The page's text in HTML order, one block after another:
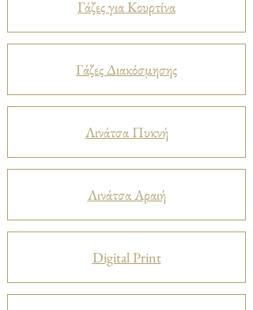
Γάζες για Κουρτίνα
Γάζες Διακόσμησης
Λινάτσα Πυκνή
Λινάτσα Αραιή
Digital Print